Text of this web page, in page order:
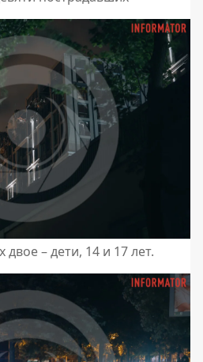
– дети, 14 и 17 лет.